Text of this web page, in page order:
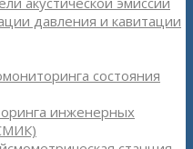
давления и кавитации
состояния
инженерных